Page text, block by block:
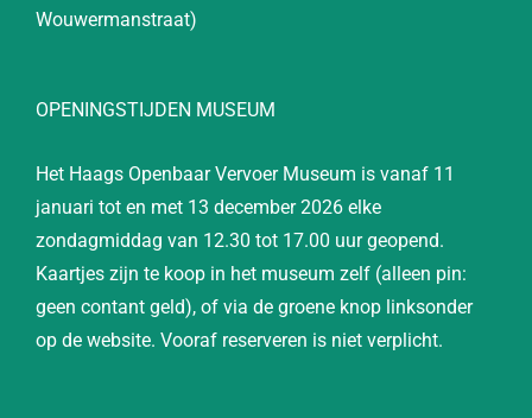
Wouwermanstraat)
OPENINGSTIJDEN MUSEUM
Het Haags Openbaar Vervoer Museum is vanaf 11
januari tot en met 13 december 2026 elke
zondagmiddag van 12.30 tot 17.00 uur geopend.
Kaartjes zijn te koop in het museum zelf (alleen pin:
geen contant geld), of via de groene knop linksonder
op de website. Vooraf reserveren is niet verplicht.